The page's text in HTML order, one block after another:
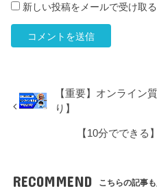
新しい投稿をメールで受け取る
【重要】オンライン
り】
【10分でできる
RECOMMEND こちらの記事も